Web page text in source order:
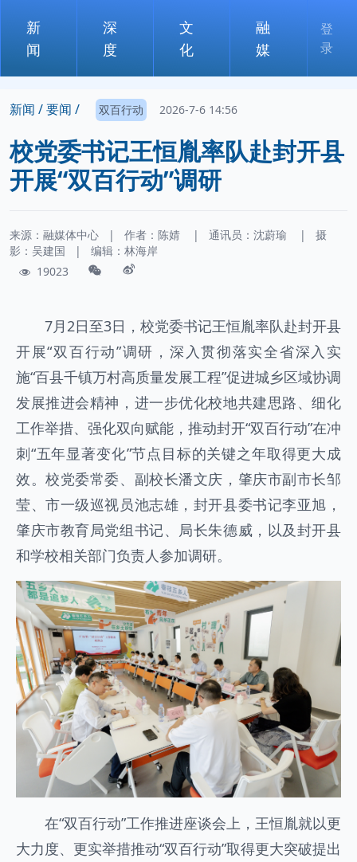
新
闻
深
度
文
化
融
媒
登
录
新闻 /要闻 / 双百行动 2026-7-6 14:56
校党委书记王恒胤率队赴封开县
开展“双百行动”调研
来源：融媒体中心 | 作者： 陈婧 | 通讯员： 沈蔚瑜 |
摄
影： 吴建国 |
编辑：林海岸
19023
7月2日至3日，校党委书记王恒胤率队赴封开县
开展“双百行动”调研，深入贯彻落实全省深入实
施“百县千镇万村高质量发展工程”促进城乡区域协调
发展推进会精神，进一步优化校地共建思路、细化
工作举措、强化双向赋能，推动封开“双百行动”在冲
刺“五年显著变化”节点目标的关键之年取得更大成
效。校党委常委、副校长潘文庆，肇庆市副市长邹
莹、市一级巡视员池志雄，封开县委书记李亚旭，
肇庆市教育局党组书记、局长朱德威，以及封开县
和学校相关部门负责人参加调研。
在“双百行动”工作推进座谈会上，王恒胤就以更
大力度、更实举措推动“双百行动”取得更大突破提出